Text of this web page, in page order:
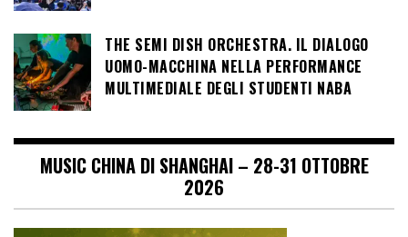
THE SEMI DISH ORCHESTRA. IL DIALOGO
UOMO-MACCHINA NELLA PERFORMANCE
MULTIMEDIALE DEGLI STUDENTI NABA
MUSIC CHINA DI SHANGHAI – 28-31 OTTOBRE
2026